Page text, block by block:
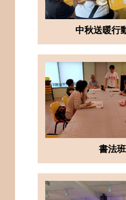
中秋送暖行
書法班